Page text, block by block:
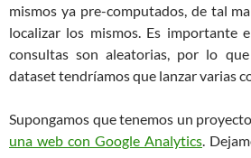
mismos ya pre-computados, de tal
localizar los mismos. Es importante
consultas son aleatorias, por lo
dataset tendríamos que lanzar varias
Supongamos que tenemos un
una web con Google Analytics.